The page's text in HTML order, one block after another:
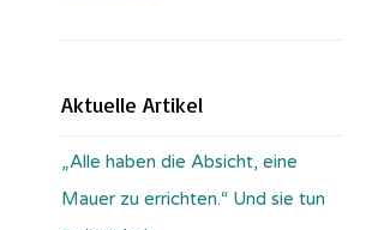
Aktuelle Artikel
„Alle haben die Absicht, eine
Mauer zu errichten.“ Und sie tun